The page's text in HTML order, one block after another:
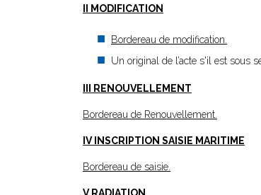
II MODIFICATION
Bordereau de modification.
Un original de l’acte s'il est sous
III RENOUVELLEMENT
Bordereau de Renouvellement.
IV INSCRIPTION SAISIE MARITIME
Bordereau de saisie.